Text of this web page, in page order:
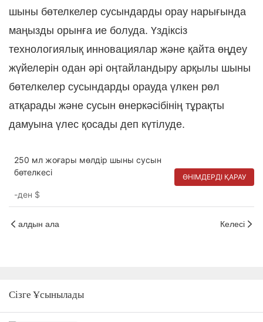
шыны бөтелкелер сусындарды орау нарығында
маңызды орынға ие болуда. Үздіксіз
технологиялық инновациялар және қайта өңдеу
жүйелерін одан әрі оңтайландыру арқылы шыны
бөтелкелер сусындарды орауда үлкен рөл
атқарады және сусын өнеркәсібінің тұрақты
дамуына үлес қосады деп күтілуде.
250 мл жоғары мөлдір шыны сусын
бөтелкесі
-ден $
ӨНІМДЕРДІ ҚАРАУ
алдын ала Келесі
Сізге Ұсынылады